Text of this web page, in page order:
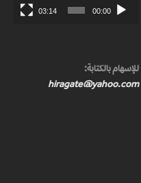
00:00
03:14
للإسهام بالكتابة:
hiragate@yahoo.com